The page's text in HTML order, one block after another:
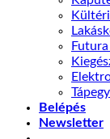
Belépés
Newsletter